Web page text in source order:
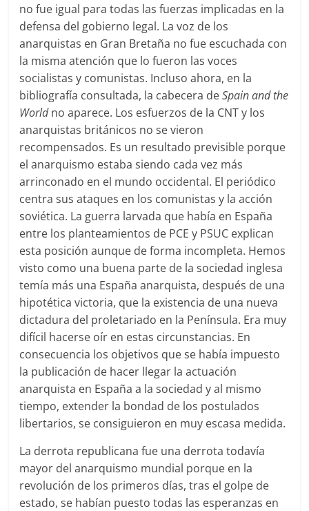
no fue igual para todas las fuerzas implicadas en la
defensa del gobierno legal. La voz de los
anarquistas en Gran Bretaña no fue escuchada con
la misma atención que lo fueron las voces
socialistas y comunistas. Incluso ahora, en la
bibliografía consultada, la cabecera deSpain and the
Worldno aparece. Los esfuerzos de la CNT y los
anarquistas británicos no se vieron
recompensados. Es un resultado previsible porque
el anarquismo estaba siendo cada vez más
arrinconado en el mundo occidental. El periódico
centra sus ataques en los comunistas y la acción
soviética. La guerra larvada que había en España
entre los planteamientos de PCE y PSUC explican
esta posición aunque de forma incompleta. Hemos
visto como una buena parte de la sociedad inglesa
temía más una España anarquista, después de una
hipotética victoria, que la existencia de una nueva
dictadura del proletariado en la Península. Era muy
difícil hacerse oír en estas circunstancias. En
consecuencia los objetivos que se había impuesto
la publicación de hacer llegar la actuación
anarquista en España a la sociedad y al mismo
tiempo, extender la bondad de los postulados
libertarios, se consiguieron en muy escasa medida.
La derrota republicana fue una derrota todavía
mayor del anarquismo mundial porque en la
revolución de los primeros días, tras el golpe de
estado, se habían puesto todas las esperanzas en